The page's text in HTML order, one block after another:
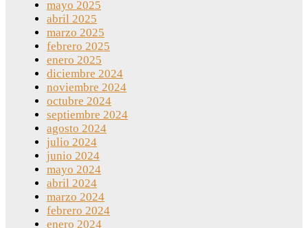
mayo 2025
abril 2025
marzo 2025
febrero 2025
enero 2025
diciembre 2024
noviembre 2024
octubre 2024
septiembre 2024
agosto 2024
julio 2024
junio 2024
mayo 2024
abril 2024
marzo 2024
febrero 2024
enero 2024